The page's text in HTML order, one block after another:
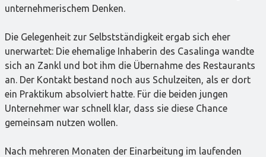
unternehmerischem Denken.
Die Gelegenheit zur Selbstständigkeit ergab sich eher
unerwartet: Die ehemalige Inhaberin des Casalinga wandte
sich an Zankl und bot ihm die Übernahme des Restaurants
an. Der Kontakt bestand noch aus Schulzeiten, als er dort
ein Praktikum absolviert hatte. Für die beiden jungen
Unternehmer war schnell klar, dass sie diese Chance
gemeinsam nutzen wollen.
Nach mehreren Monaten der Einarbeitung im laufenden